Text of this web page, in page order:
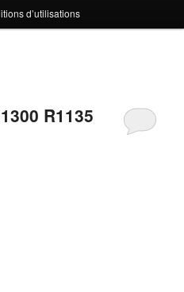
d’utilisations
R1135